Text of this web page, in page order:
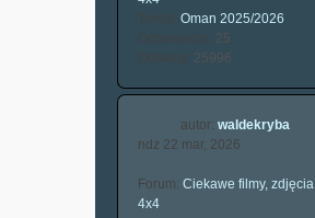
Oman 2025/2026
25
25996
autor: waldekryba
ndz 22 mar, 2026
Forum: Ciekawe filmy, zdjęcia
4x4